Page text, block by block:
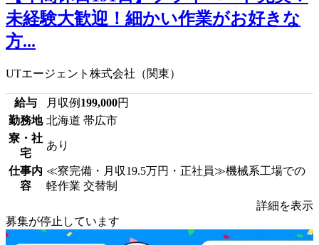
未経験大歓迎！細かい作業がお好きな
方...
UTエージェント株式会社（関東）
給与 月収例 199,000円
勤務地 北海道 帯広市
寮・社
宅
あり
仕事内
容
≪寮完備・月収19.5万円・正社員≫機械系工場での
軽作業 交替制
詳細を表示
募集が停止しています